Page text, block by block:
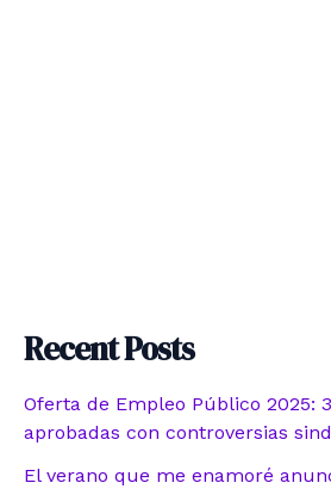
Recent Posts
Oferta de Empleo Público 2025:
aprobadas con controversias
El verano que me enamoré